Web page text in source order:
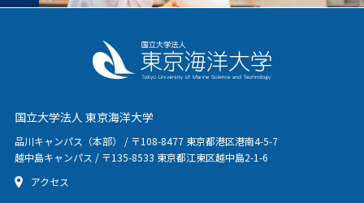
国立大学法人 東京海洋大学
品川キャンパス（本部） / 〒108-8477 東京都港区港南4-5-7
越中島キャンパス / 〒135-8533 東京都江東区越中島2-1-6
アクセス